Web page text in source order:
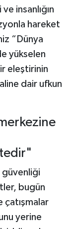
insanlığın
hareket
“Dünya
yükselen
eleştirinin
dair ufkun
güvenliği
bugün
çatışmalar
yerine